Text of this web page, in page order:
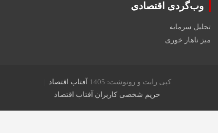
وب‌گردی اقتصادی
تحلیل سرمایه
میز ناهار خوری
کپی رایت و رونوشت: 1405
آفتاب اقتصاد
حریم شخصی کاربران آفتاب اقتصاد